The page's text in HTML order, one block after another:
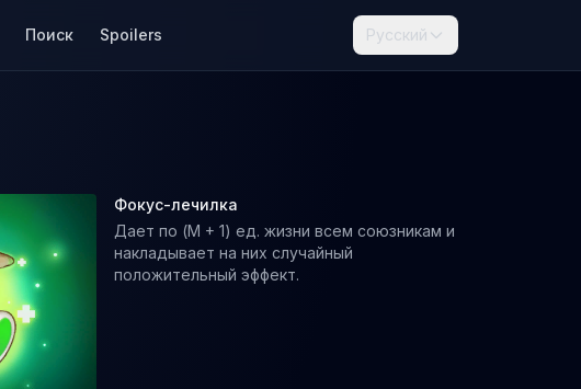
Поиск Spoilers Русский
Фокус-лечилка
Дает по (M + 1) ед. жизни всем союзникам и
накладывает на них случайный
положительный эффект.